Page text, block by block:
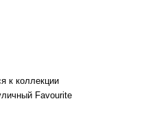
к коллекции
Favourite